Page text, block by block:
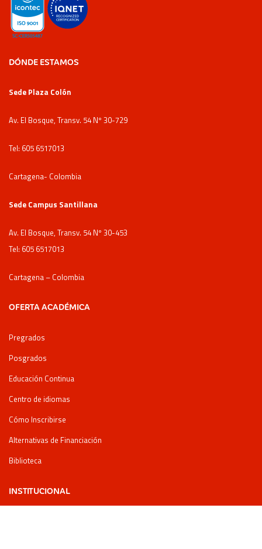
DÓNDE ESTAMOS
Sede Plaza Colón
Av. El Bosque, Transv. 54 Nº 30-729
Tel: 605 6517013
Cartagena- Colombia
Sede Campus Santillana
Av. El Bosque, Transv. 54 Nº 30-453
Tel: 605 6517013
Cartagena – Colombia
OFERTA ACADÉMICA
Pregrados
Posgrados
Educación Continua
Centro de idiomas
Cómo Inscribirse
Alternativas de Financiación
Biblioteca
INSTITUCIONAL